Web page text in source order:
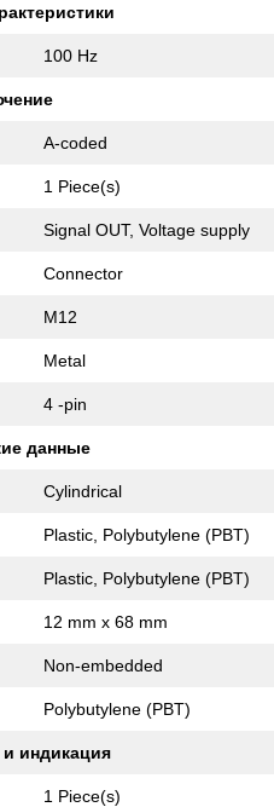
100 Hz
A-coded
1 Piece(s)
Signal OUT, Voltage supply
Connector
M12
Metal
4 -pin
данные
Cylindrical
Plastic, Polybutylene (PBT)
Plastic, Polybutylene (PBT)
12 mm x 68 mm
Non-embedded
Polybutylene (PBT)
индикация
1 Piece(s)